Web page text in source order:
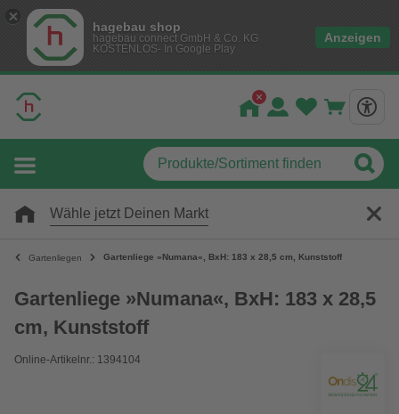
hagebau shop
hagebau connect GmbH & Co. KG
KOSTENLOS- In Google Play
Anzeigen
Wähle jetzt Deinen Markt
Gartenliegen Gartenliege »Numana«, BxH: 183 x 28,5 cm, Kunststoff
Gartenliege »Numana«, BxH: 183 x 28,5
cm, Kunststoff
Online-Artikelnr.: 1394104